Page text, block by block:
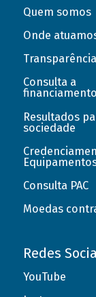
Quem somos
Onde
Transparência
Consulta a
Resultados
sociedade
Consulta PAC
Moedas
Redes
YouTube